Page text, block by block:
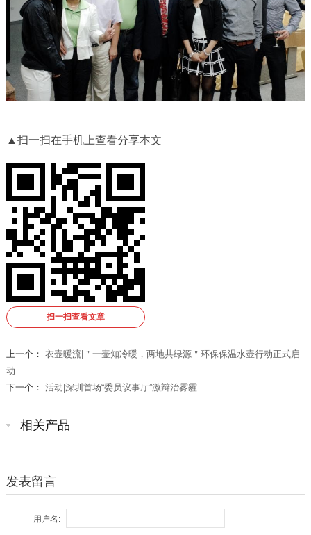
▲扫一扫在手机上查看分享本文
扫一扫查看文章
上一个： 衣壶暖流|＂一壶知冷暖，两地共绿源＂环保保温水壶行动正式启
动
下一个： 活动|深圳首场“委员议事厅”激辩治雾霾
相关产品
发表留言
用户名: